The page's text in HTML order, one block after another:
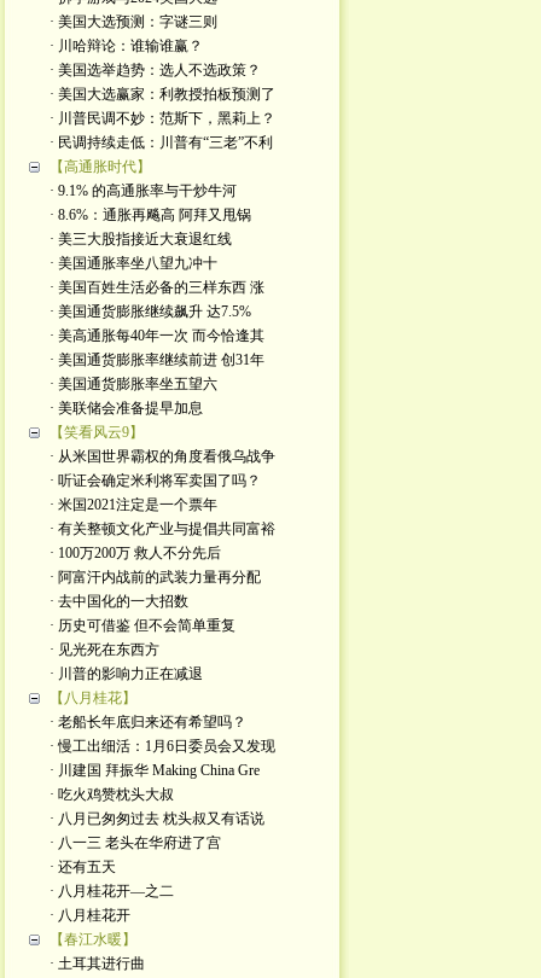
· 美国大选预测：字谜三则
· 川哈辩论：谁输谁赢？
· 美国选举趋势：选人不选政策？
· 美国大选赢家：利教授拍板预测了
· 川普民调不妙：范斯下，黑莉上？
· 民调持续走低：川普有“三老”不利
【高通胀时代】
· 9.1% 的高通胀率与干炒牛河
· 8.6%：通胀再飚高 阿拜又甩锅
· 美三大股指接近大衰退红线
· 美国通胀率坐八望九冲十
· 美国百姓生活必备的三样东西 涨
· 美国通货膨胀继续飙升 达7.5%
· 美高通胀每40年一次 而今恰逢其
· 美国通货膨胀率继续前进 创31年
· 美国通货膨胀率坐五望六
· 美联储会准备提早加息
【笑看风云9】
· 从米国世界霸权的角度看俄乌战争
· 听证会确定米利将军卖国了吗？
· 米国2021注定是一个票年
· 有关整顿文化产业与提倡共同富裕
· 100万200万 救人不分先后
· 阿富汗内战前的武装力量再分配
· 去中国化的一大招数
· 历史可借鉴 但不会简单重复
· 见光死在东西方
· 川普的影响力正在减退
【八月桂花】
· 老船长年底归来还有希望吗？
· 慢工出细活：1月6日委员会又发现
· 川建国 拜振华 Making China Gre
· 吃火鸡赞枕头大叔
· 八月已匆匆过去 枕头叔又有话说
· 八一三 老头在华府进了宫
· 还有五天
· 八月桂花开—之二
· 八月桂花开
【春江水暖】
· 土耳其进行曲